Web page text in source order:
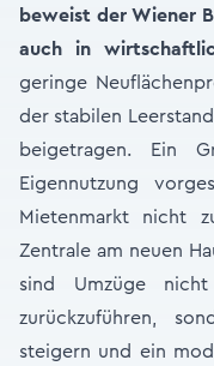
beweist der Wiener
auch in
geringe
der stabilen
beigetragen. Ein
Eigennutzung
Mietenmarkt nicht
Zentrale am neuen
sind Umzüge
zurückzuführen,
steigern und ein